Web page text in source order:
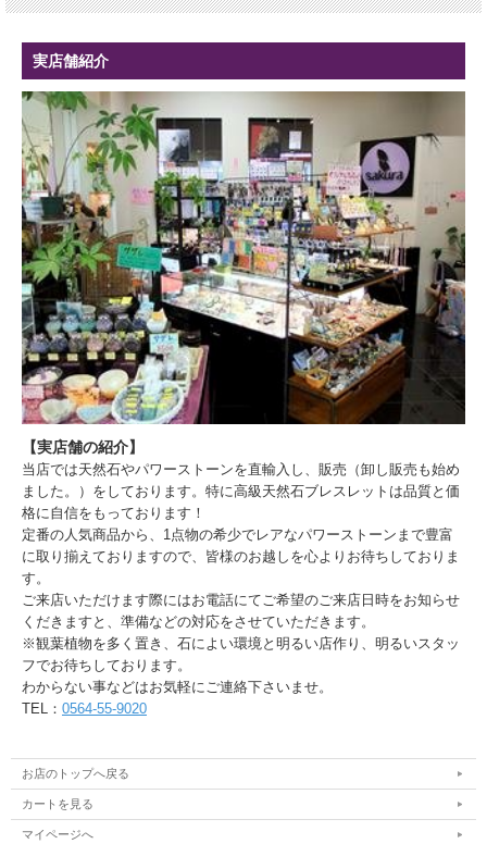
実店舗紹介
【実店舗の紹介】
当店では天然石やパワーストーンを直輸入し、販売（卸し販売も始め
ました。）をしております。特に高級天然石ブレスレットは品質と価
格に自信をもっております！
定番の人気商品から、1点物の希少でレアなパワーストーンまで豊富
に取り揃えておりますので、皆様のお越しを心よりお待ちしておりま
す。
ご来店いただけます際にはお電話にてご希望のご来店日時をお知らせ
くだきますと、準備などの対応をさせていただきます。
※観葉植物を多く置き、石によい環境と明るい店作り、明るいスタッ
フでお待ちしております。
わからない事などはお気軽にご連絡下さいませ。
TEL： 0564-55-9020
お店のトップへ戻る
カートを見る
マイページへ